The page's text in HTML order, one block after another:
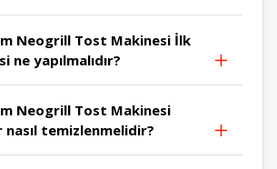
Neogrill Tost Makinesi İlk
ne yapılmalıdır?
Neogrill Tost Makinesi
nasıl temizlenmelidir?